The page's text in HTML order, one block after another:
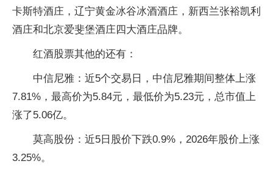
卡斯特酒庄，辽宁黄金冰谷冰酒酒庄，新西兰张裕凯利
酒庄和北京爱斐堡酒庄四大酒庄品牌。
红酒股票其他的还有：
中信尼雅：近5个交易日，中信尼雅期间整体上涨
7.81%，最高价为5.84元，最低价为5.23元，总市值上
涨了5.06亿。
莫高股份：近5日股价下跌0.9%，2026年股价上涨
3.25%。